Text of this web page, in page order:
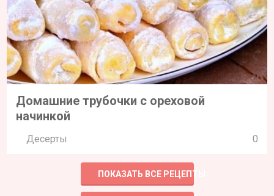
Домашние трубочки с ореховой
начинкой
Десерты 0
ПОКАЗАТЬ ВСЕ РЕЦЕПТЫ